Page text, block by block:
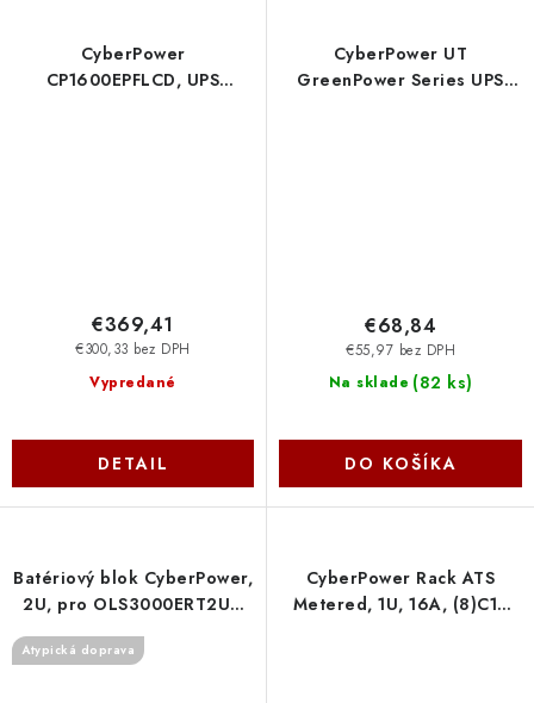
CyberPower
CP1600EPFLCD, UPS
Vypredané
€300,33 bez DPH
€369,41
DETAIL
CyberPower UT
GreenPower Series UPS
Na sklade (82 ks)
€55,97 bez DPH
€68,84
DO KOŠÍKA
Batériový blok CyberPower,
2U, pro OLS3000ERT2UA
BPSE72V40ART2U Cyber
Power Systems
Atypická doprava
CyberPower Rack ATS
Metered, 1U, 16A, (8)C13